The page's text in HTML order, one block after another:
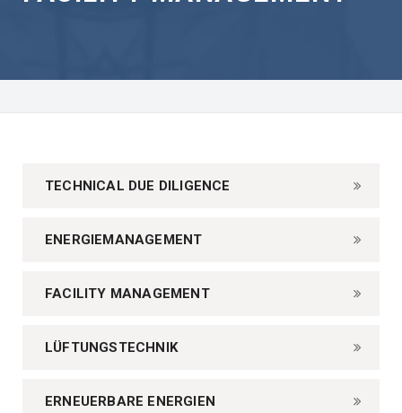
TECHNICAL DUE DILIGENCE
ENERGIEMANAGEMENT
FACILITY MANAGEMENT
LÜFTUNGSTECHNIK
ERNEUERBARE ENERGIEN